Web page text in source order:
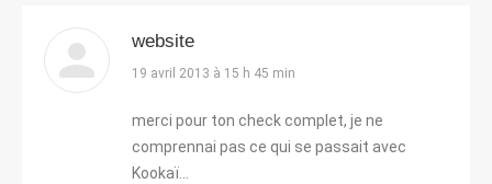
website
dit
19 avril 2013 à 15 h 45 min
merci pour ton check complet, je ne
comprennai pas ce qui se passait avec
Kookaï…